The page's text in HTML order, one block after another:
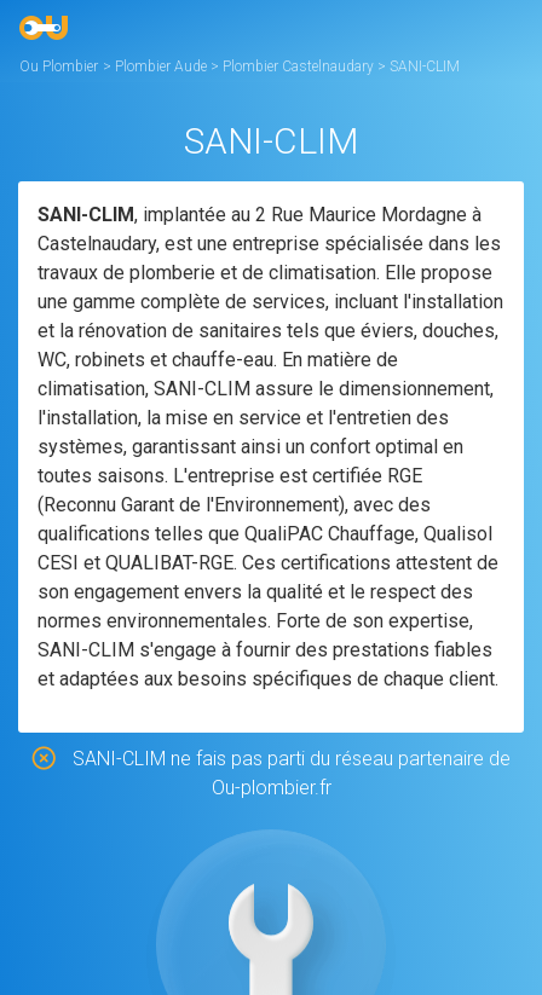
Ou Plombier > Plombier Aude > Plombier Castelnaudary > SANI-CLIM
SANI-CLIM
SANI-CLIM, implantée au 2 Rue Maurice Mordagne à
Castelnaudary, est une entreprise spécialisée dans les
travaux de plomberie et de climatisation. Elle propose
une gamme complète de services, incluant l'installation
et la rénovation de sanitaires tels que éviers, douches,
WC, robinets et chauffe-eau. En matière de
climatisation, SANI-CLIM assure le dimensionnement,
l'installation, la mise en service et l'entretien des
systèmes, garantissant ainsi un confort optimal en
toutes saisons. L'entreprise est certifiée RGE
(Reconnu Garant de l'Environnement), avec des
qualifications telles que QualiPAC Chauffage, Qualisol
CESI et QUALIBAT-RGE. Ces certifications attestent de
son engagement envers la qualité et le respect des
normes environnementales. Forte de son expertise,
SANI-CLIM s'engage à fournir des prestations fiables
et adaptées aux besoins spécifiques de chaque client.
SANI-CLIM ne fais pas parti du réseau partenaire de
Ou-plombier.fr